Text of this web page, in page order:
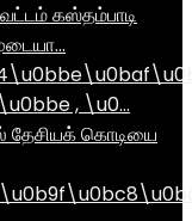
கஸ்தம்பாடி
, \u0…
தேசியக் கொடியை